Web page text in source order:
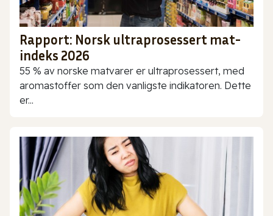
Rapport: Norsk ultraprosessert mat-
indeks 2026
55 % av norske matvarer er ultraprosessert, med
aromastoffer som den vanligste indikatoren. Dette
er...